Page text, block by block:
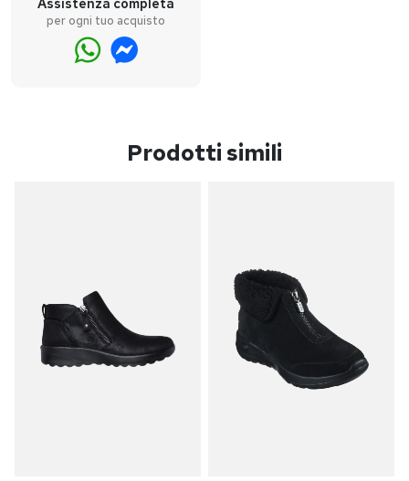
Assistenza completa
per ogni tuo acquisto
Prodotti simili